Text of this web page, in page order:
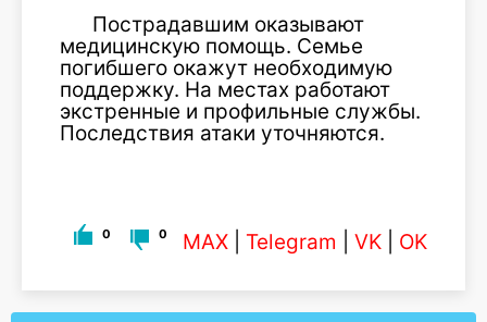
Пострадавшим оказывают
медицинскую помощь. Семье
погибшего окажут необходимую
поддержку. На местах работают
экстренные и профильные службы.
Последствия атаки уточняются.
0 0 MAX Telegram VK OK